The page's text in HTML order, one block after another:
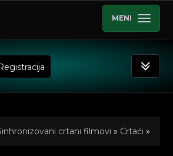
MENI
Registracija
crtani filmovi » Crtaći »